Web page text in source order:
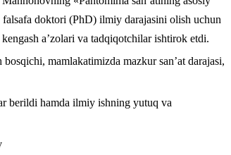
doktori (PhD) ilmiy darajasini olish uchun
a’zolari va tadqiqotchilar ishtirok etdi.
mamlakatimizda mazkur san’at darajasi,
berildi hamda ilmiy ishning yutuq va